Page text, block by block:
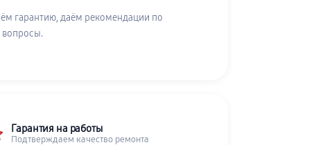
гарантию, даём рекомендации по
вопросы.
Гарантия на работы
Подтверждаем качество ремонта